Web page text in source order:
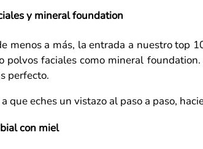
y mineral foundation
menos a más, la entrada a nuestro top
polvos faciales como mineral
perfecto.
que eches un vistazo al paso a paso,
con miel